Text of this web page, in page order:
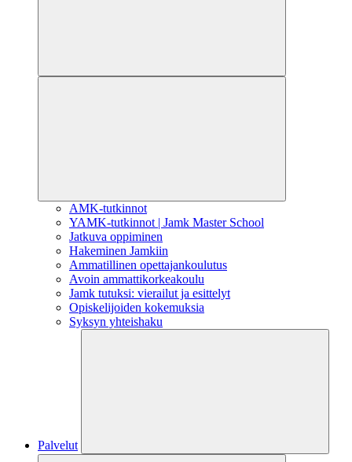
AMK-tutkinnot
YAMK-tutkinnot | Jamk Master School
Jatkuva oppiminen
Hakeminen Jamkiin
Ammatillinen opettajankoulutus
Avoin ammattikorkeakoulu
Jamk tutuksi: vierailut ja esittelyt
Opiskelijoiden kokemuksia
Syksyn yhteishaku
Palvelut